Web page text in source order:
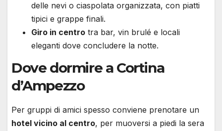
delle nevi o ciaspolata organizzata, con piatti
tipici e grappe finali.
Giro in centro tra bar, vin brulé e locali
eleganti dove concludere la notte.
Dove dormire a Cortina
d’Ampezzo
Per gruppi di amici spesso conviene prenotare un
hotel vicino al centro, per muoversi a piedi la sera